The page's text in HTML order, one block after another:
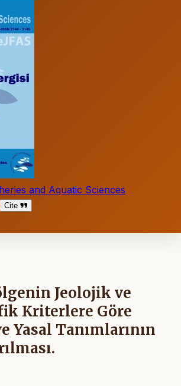
and Aquatic Sciences
Cite
Jeolojik ve
Kriterlere Göre
Yasal Tanımlarının